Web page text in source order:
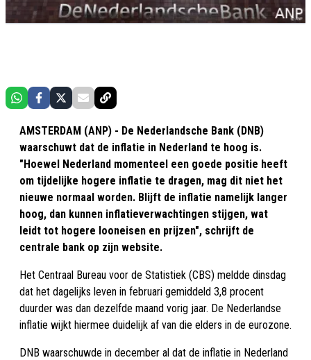
AMSTERDAM (ANP) - De Nederlandsche Bank (DNB)
waarschuwt dat de inflatie in Nederland te hoog is.
"Hoewel Nederland momenteel een goede positie heeft
om tijdelijke hogere inflatie te dragen, mag dit niet het
nieuwe normaal worden. Blijft de inflatie namelijk langer
hoog, dan kunnen inflatieverwachtingen stijgen, wat
leidt tot hogere looneisen en prijzen", schrijft de
centrale bank op zijn website.
Het Centraal Bureau voor de Statistiek (CBS) meldde dinsdag
dat het dagelijks leven in februari gemiddeld 3,8 procent
duurder was dan dezelfde maand vorig jaar. De Nederlandse
inflatie wijkt hiermee duidelijk af van die elders in de eurozone.
DNB waarschuwde in december al dat de inflatie in Nederland